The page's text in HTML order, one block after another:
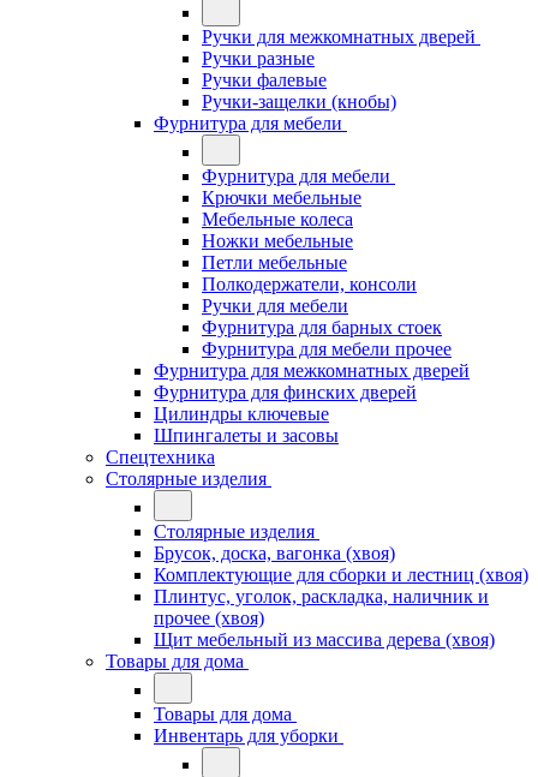
Ручки для межкомнатных дверей
Ручки разные
Ручки фалевые
Ручки-защелки (кнобы)
Фурнитура для мебели
Фурнитура для мебели
Крючки мебельные
Мебельные колеса
Ножки мебельные
Петли мебельные
Полкодержатели, консоли
Ручки для мебели
Фурнитура для барных стоек
Фурнитура для мебели прочее
Фурнитура для межкомнатных дверей
Фурнитура для финских дверей
Цилиндры ключевые
Шпингалеты и засовы
Спецтехника
Столярные изделия
Столярные изделия
Брусок, доска, вагонка (хвоя)
Комплектующие для сборки и лестниц (хвоя)
Плинтус, уголок, раскладка, наличник и
прочее (хвоя)
Щит мебельный из массива дерева (хвоя)
Товары для дома
Товары для дома
Инвентарь для уборки